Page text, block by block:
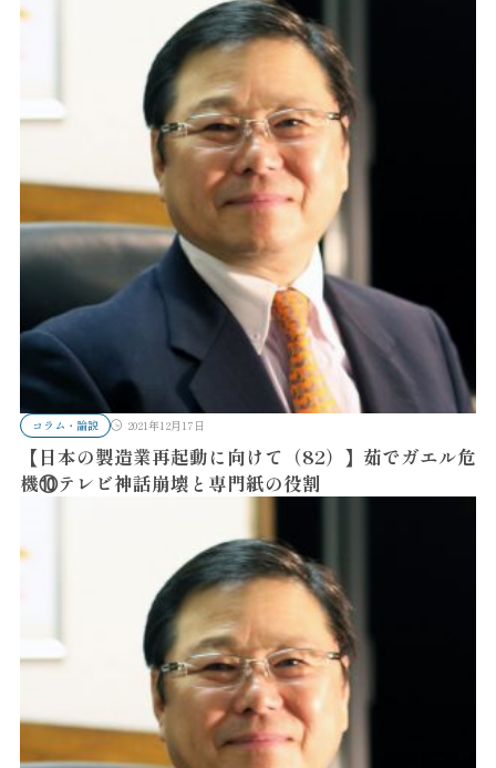
コラム・論説 2021年12月17日
【日本の製造業再起動に向けて（82）】茹でガエル危
機⑩テレビ神話崩壊と専門紙の役割